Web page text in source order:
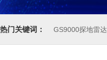
热门关键词： GS9000探地雷达